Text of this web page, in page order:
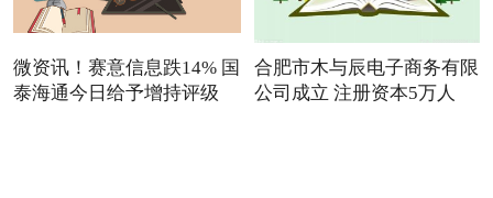
微资讯！赛意信息跌14% 国
泰海通今日给予增持评级
合肥市木与辰电子商务有限
公司成立 注册资本5万人